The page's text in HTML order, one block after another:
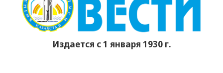
Издается с 1 января 1930 г.